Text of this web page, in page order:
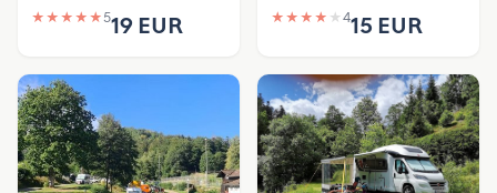
★ ★ ★ ★ ★519 EUR ★ ★ ★ ★ ★ 415 EUR